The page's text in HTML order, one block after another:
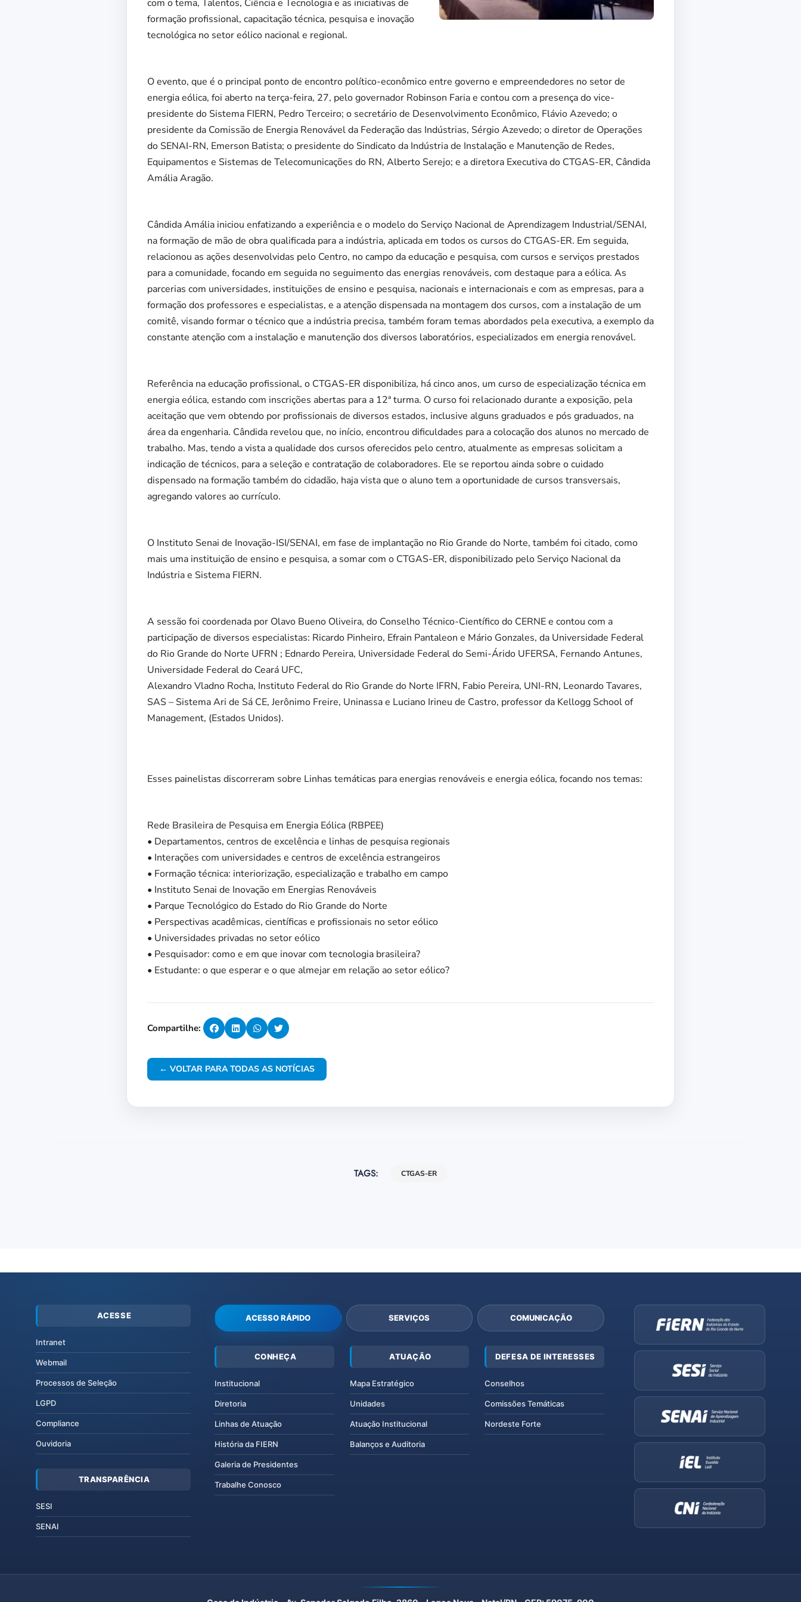
com o tema, Talentos, Ciência e Tecnologia e as iniciativas de
formação profissional, capacitação técnica, pesquisa e inovação
tecnológica no setor eólico nacional e regional.
O evento, que é o principal ponto de encontro político-econômico entre governo e empreendedores no setor de
energia eólica, foi aberto na terça-feira, 27, pelo governador Robinson Faria e contou com a presença do vice-
presidente do Sistema FIERN, Pedro Terceiro; o secretário de Desenvolvimento Econômico, Flávio Azevedo; o
presidente da Comissão de Energia Renovável da Federação das Indústrias, Sérgio Azevedo; o diretor de Operações
do SENAI-RN, Emerson Batista; o presidente do Sindicato da Indústria de Instalação e Manutenção de Redes,
Equipamentos e Sistemas de Telecomunicações do RN, Alberto Serejo; e a diretora Executiva do CTGAS-ER, Cândida
Amália Aragão.
Cândida Amália iniciou enfatizando a experiência e o modelo do Serviço Nacional de Aprendizagem Industrial/SENAI,
na formação de mão de obra qualificada para a indústria, aplicada em todos os cursos do CTGAS-ER. Em seguida,
relacionou as ações desenvolvidas pelo Centro, no campo da educação e pesquisa, com cursos e serviços prestados
para a comunidade, focando em seguida no seguimento das energias renováveis, com destaque para a eólica. As
parcerias com universidades, instituições de ensino e pesquisa, nacionais e internacionais e com as empresas, para a
formação dos professores e especialistas, e a atenção dispensada na montagem dos cursos, com a instalação de um
comitê, visando formar o técnico que a indústria precisa, também foram temas abordados pela executiva, a exemplo da
constante atenção com a instalação e manutenção dos diversos laboratórios, especializados em energia renovável.
Referência na educação profissional, o CTGAS-ER disponibiliza, há cinco anos, um curso de especialização técnica em
energia eólica, estando com inscrições abertas para a 12ª turma. O curso foi relacionado durante a exposição, pela
aceitação que vem obtendo por profissionais de diversos estados, inclusive alguns graduados e pós graduados, na
área da engenharia. Cândida revelou que, no início, encontrou dificuldades para a colocação dos alunos no mercado de
trabalho. Mas, tendo a vista a qualidade dos cursos oferecidos pelo centro, atualmente as empresas solicitam a
indicação de técnicos, para a seleção e contratação de colaboradores. Ele se reportou ainda sobre o cuidado
dispensado na formação também do cidadão, haja vista que o aluno tem a oportunidade de cursos transversais,
agregando valores ao currículo.
O Instituto Senai de Inovação-ISI/SENAI, em fase de implantação no Rio Grande do Norte, também foi citado, como
mais uma instituição de ensino e pesquisa, a somar com o CTGAS-ER, disponibilizado pelo Serviço Nacional da
Indústria e Sistema FIERN.
A sessão foi coordenada por Olavo Bueno Oliveira, do Conselho Técnico-Científico do CERNE e contou com a
participação de diversos especialistas: Ricardo Pinheiro, Efrain Pantaleon e Mário Gonzales, da Universidade Federal
do Rio Grande do Norte UFRN ; Ednardo Pereira, Universidade Federal do Semi-Árido UFERSA, Fernando Antunes,
Universidade Federal do Ceará UFC,
Alexandro Vladno Rocha, Instituto Federal do Rio Grande do Norte IFRN, Fabio Pereira, UNI-RN, Leonardo Tavares,
SAS – Sistema Ari de Sá CE, Jerônimo Freire, Uninassa e Luciano Irineu de Castro, professor da Kellogg School of
Management, (Estados Unidos).
Esses painelistas discorreram sobre Linhas temáticas para energias renováveis e energia eólica, focando nos temas:
Rede Brasileira de Pesquisa em Energia Eólica (RBPEE)
• Departamentos, centros de excelência e linhas de pesquisa regionais
• Interações com universidades e centros de excelência estrangeiros
• Formação técnica: interiorização, especialização e trabalho em campo
• Instituto Senai de Inovação em Energias Renováveis
• Parque Tecnológico do Estado do Rio Grande do Norte
• Perspectivas acadêmicas, científicas e profissionais no setor eólico
• Universidades privadas no setor eólico
• Pesquisador: como e em que inovar com tecnologia brasileira?
• Estudante: o que esperar e o que almejar em relação ao setor eólico?
Compartilhe:
← VOLTAR PARA TODAS AS NOTÍCIAS
TAGS: CTGAS-ER
ACESSE
Intranet
Webmail
Processos de Seleção
LGPD
Compliance
Ouvidoria
TRANSPARÊNCIA
SESI
SENAI
ACESSO RÁPIDO SERVIÇOS COMUNICAÇÃO
CONHEÇA
Institucional
Diretoria
Linhas de Atuação
História da FIERN
Galeria de Presidentes
Trabalhe Conosco
ATUAÇÃO
Mapa Estratégico
Unidades
Atuação Institucional
Balanços e Auditoria
DEFESA DE INTERESSES
Conselhos
Comissões Temáticas
Nordeste Forte